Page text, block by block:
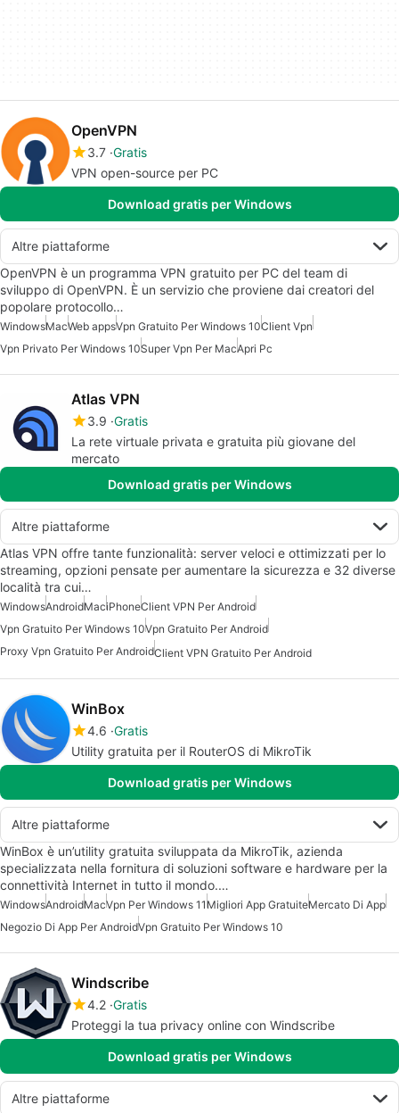
OpenVPN
3.7 Gratis
VPN open-source per PC
Download gratis per Windows
Altre piattaforme
OpenVPN è un programma VPN gratuito per PC del team di
sviluppo di OpenVPN. È un servizio che proviene dai creatori del
popolare protocollo…
WindowsMacWeb appsVpn Gratuito Per Windows 10Client Vpn
Vpn Privato Per Windows 10Super Vpn Per MacApri Pc
Atlas VPN
3.9 Gratis
La rete virtuale privata e gratuita più giovane del
mercato
Download gratis per Windows
Altre piattaforme
Atlas VPN offre tante funzionalità: server veloci e ottimizzati per lo
streaming, opzioni pensate per aumentare la sicurezza e 32 diverse
località tra cui…
WindowsAndroidMaciPhoneClient VPN Per Android
Vpn Gratuito Per Windows 10Vpn Gratuito Per Android
Proxy Vpn Gratuito Per AndroidClient VPN Gratuito Per Android
WinBox
4.6 Gratis
Utility gratuita per il RouterOS di MikroTik
Download gratis per Windows
Altre piattaforme
WinBox è un’utility gratuita sviluppata da MikroTik, azienda
specializzata nella fornitura di soluzioni software e hardware per la
connettività Internet in tutto il mondo.…
WindowsAndroidMacVpn Per Windows 11 Migliori App GratuiteMercato Di App
Negozio Di App Per AndroidVpn Gratuito Per Windows 10
Windscribe
4.2 Gratis
Proteggi la tua privacy online con Windscribe
Download gratis per Windows
Altre piattaforme